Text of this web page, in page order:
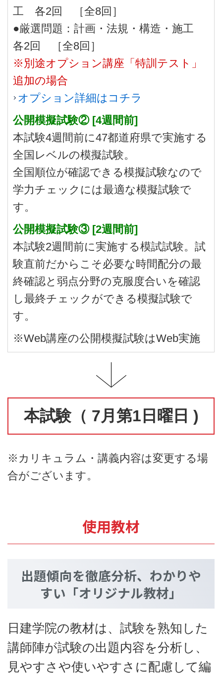
工 各2回 ［全8回］
●厳選問題：計画・法規・構造・施工
各2回 ［全8回］
※別途オプション講座「特訓テスト」
追加の場合
オプション詳細はコチラ
公開模擬試験② [4週間前]
本試験4週間前に47都道府県で実施する
全国レベルの模擬試験。
全国順位が確認できる模擬試験なので
学力チェックには最適な模擬試験で
す。
公開模擬試験③ [2週間前]
本試験2週間前に実施する模試試験。試
験直前だからこそ必要な時間配分の最
終確認と弱点分野の克服度合いを確認
し最終チェックができる模擬試験で
す。
※Web講座の公開模擬試験はWeb実施
本試験（ 7月第1日曜日 )
※カリキュラム・講義内容は変更する場
合がございます。
使用教材
出題傾向を徹底分析、わかりや
すい「オリジナル教材」
日建学院の教材は、試験を熟知した
講師陣が試験の出題内容を分析し、
見やすさや使いやすさに配慮して編